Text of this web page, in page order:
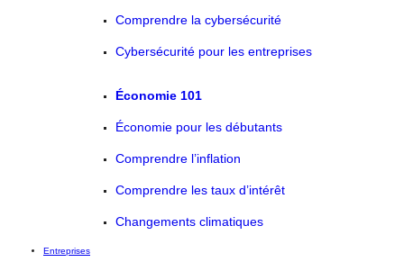
Comprendre la cybersécurité
Cybersécurité pour les entreprises
Économie 101
Économie pour les débutants
Comprendre l’inflation
Comprendre les taux d’intérêt
Changements climatiques
Entreprises